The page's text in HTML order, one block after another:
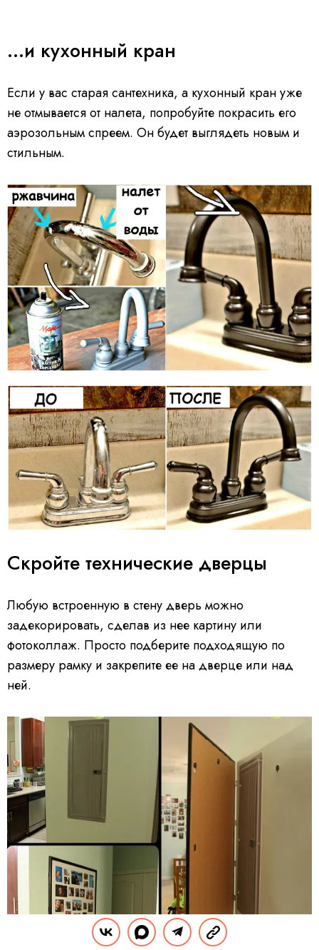
...и кухонный кран
Если у вас старая сантехника, а кухонный кран уже
не отмывается от налета, попробуйте покрасить его
аэрозольным спреем. Он будет выглядеть новым и
стильным.
Скройте технические дверцы
Любую встроенную в стену дверь можно
задекорировать, сделав из нее картину или
фотоколлаж. Просто подберите подходящую по
размеру рамку и закрепите ее на дверце или над
ней.